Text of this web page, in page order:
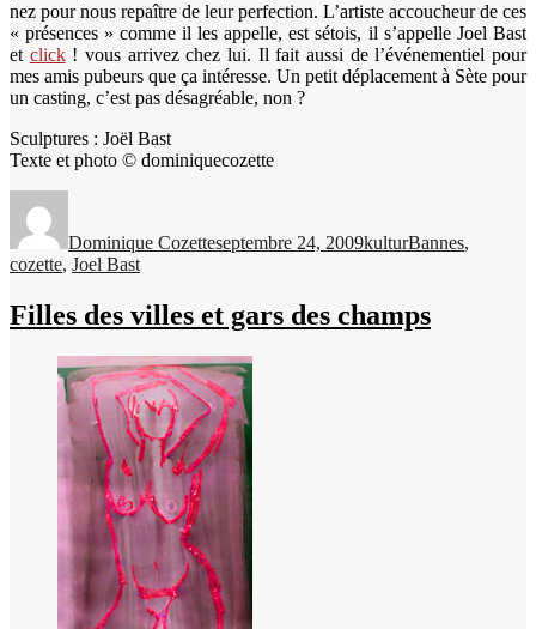
nez pour nous repaître de leur perfection. L’artiste accoucheur de ces
« présences » comme il les appelle, est sétois, il s’appelle Joel Bast
et click! vous arrivez chez lui. Il fait aussi de l’événementiel pour
mes amis pubeurs que ça intéresse. Un petit déplacement à Sète pour
un casting, c’est pas désagréable, non ?
Sculptures : Joël Bast
Texte et photo © dominiquecozette
Dominique Cozetteseptembre 24, 2009kulturBannes,
cozette, Joel Bast
Filles des villes et gars des champs